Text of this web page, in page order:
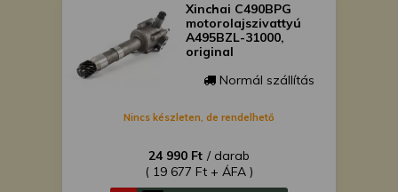
Xinchai C490BPG
motorolajszivattyú
A495BZL-31000,
original
Normál szállítás
Nincs készleten, de rendelhető
24 990 Ft / darab
( 19 677 Ft + ÁFA )